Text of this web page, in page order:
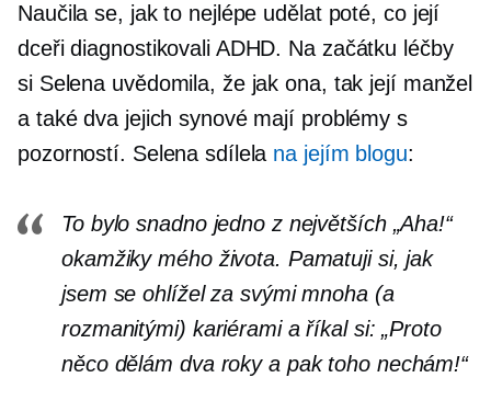
Naučila se, jak to nejlépe udělat poté, co její
dceři diagnostikovali ADHD. Na začátku léčby
si Selena uvědomila, že jak ona, tak její manžel
a také dva jejich synové mají problémy s
pozorností. Selena sdílela na jejím blogu:
To bylo snadno jedno z největších „Aha!“
okamžiky mého života. Pamatuji si, jak
jsem se ohlížel za svými mnoha (a
rozmanitými) kariérami a říkal si: „Proto
něco dělám dva roky a pak toho nechám!“